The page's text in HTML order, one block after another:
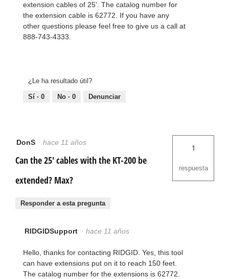
extension cables of 25'. The catalog number for
the extension cable is 62772. If you have any
other questions please feel free to give us a call at
888-743-4333.
¿Le ha resultado útil?
Sí · 0 No · 0 Denunciar
DonS · hace 11 años
Can the 25' cables with the KT-200 be
extended? Max?
1
respuesta
Responder a esta pregunta
RIDGIDSupport · hace 11 años
Hello, thanks for contacting RIDGID. Yes, this tool
can have extensions put on it to reach 150 feet.
The catalog number for the extensions is 62772.